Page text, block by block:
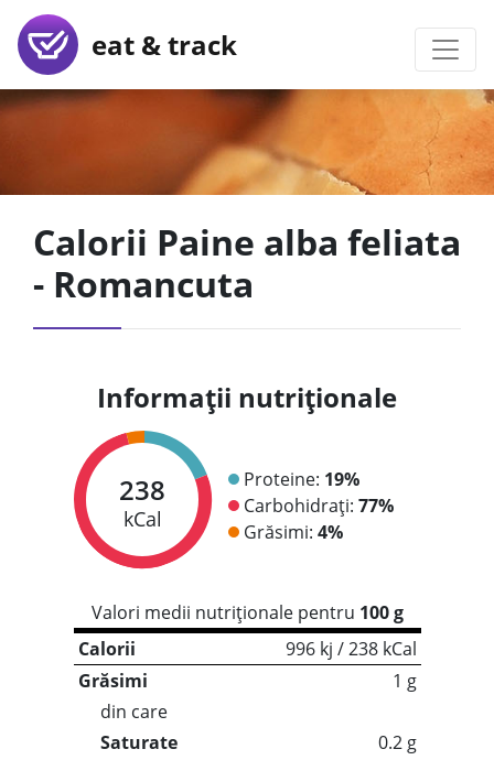
eat & track
Calorii Paine alba feliata
- Romancuta
Informații nutriționale
238
kCal
Proteine: 19%
Carbohidrați: 77%
Grăsimi: 4%
Valori medii nutriționale pentru 100 g
Calorii
996 kj / 238 kCal
Grăsimi
1 g
din care
Saturate
0.2 g